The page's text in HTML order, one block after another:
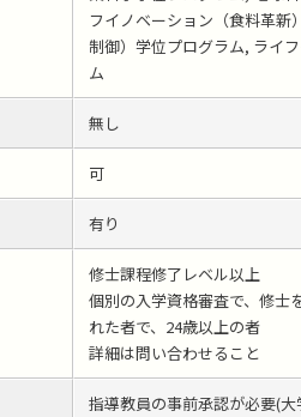
フイノベーション（食料革
制御）学位プログラム, ライ
ム
無し
可
有り
修士課程修了レベル以上
個別の入学資格審査で、修士
れた者で、24歳以上の者
詳細は問い合わせること
指導教員の事前承認が必要(